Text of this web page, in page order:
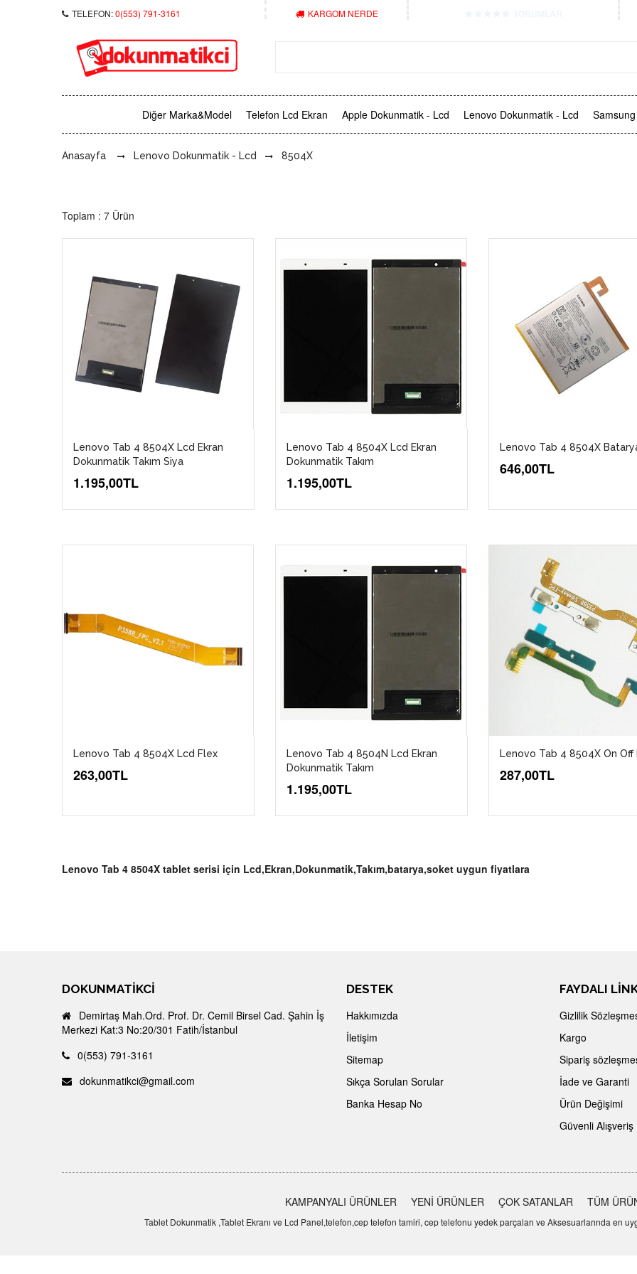
TELEFON:0(553) 791-3161 KARGOM NERDE
Diğer Marka&Model Telefon Lcd Ekran Apple Dokunmatik - Lcd Lenovo Dokunmatik - Lcd
Anasayfa Lenovo Dokunmatik - Lcd 8504X
Toplam : 7 Ürün
Lenovo Tab 4 8504X Lcd Ekran
Dokunmatik Takım Siya
1.195,00TL
Lenovo Tab 4 8504X Lcd Ekran
Dokunmatik Takım
1.195,00TL
Lenovo Tab 4 8504X
646,00TL
Lenovo Tab 4 8504X Lcd Flex
263,00TL
Lenovo Tab 4 8504N Lcd Ekran
Dokunmatik Takım
1.195,00TL
Lenovo Tab 4 8504X On Off
287,00TL
Lenovo Tab 4 8504X tablet serisi için Lcd,Ekran,Dokunmatik,Takım,batarya,soket uygun fiyatlara
DOKUNMATIKCI
Demirtaş Mah.Ord. Prof. Dr. Cemil Birsel Cad. Şahin İş
Merkezi Kat:3 No:20/301 Fatih/İstanbul
0(553) 791-3161
dokunmatikci@gmail.com
DESTEK
Hakkımızda
İletişim
Sitemap
Sıkça Sorulan Sorular
Banka Hesap No
FAYDALI
Gizlilik
Kargo
Sipariş
İade ve Garanti
Ürün Değişimi
Güvenli Alışveriş
KAMPANYALI ÜRÜNLER YENİ ÜRÜNLER ÇOK SATANLAR TÜM
Tablet Dokunmatik ,Tablet Ekranı ve Lcd Panel,telefon,cep telefon tamiri, cep telefonu yedek parçaları ve Aksesuarlarında en